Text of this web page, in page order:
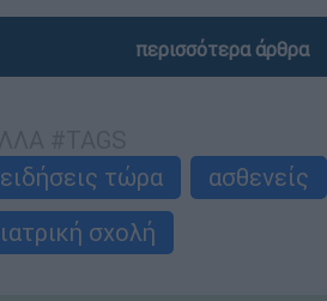
περισσότερα άρθρα
ειδήσεις τώρα
ασθενείς
ιατρική σχολή